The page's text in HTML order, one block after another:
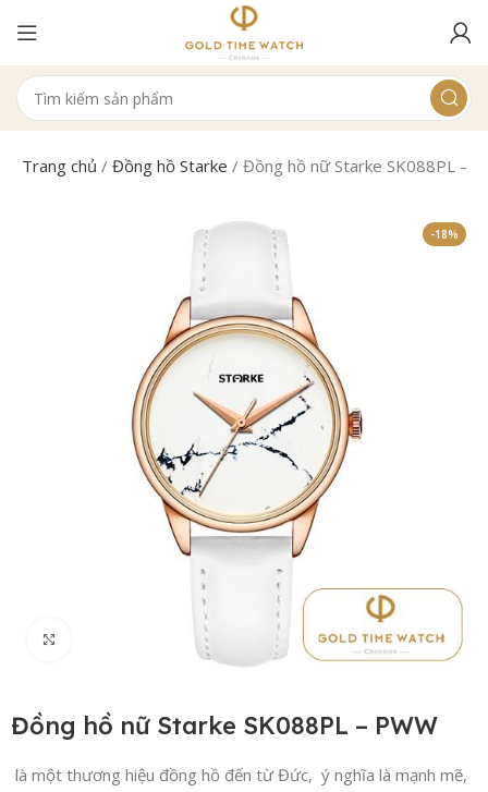
Trang chủ /Đồng hồ Starke /Đồng hồ nữ Starke SK088PL –
-18%
Đồng hồ nữ Starke SK088PL – PWW
là một thương hiệu đồng hồ đến từ Đức, ý nghĩa là mạnh mẽ,